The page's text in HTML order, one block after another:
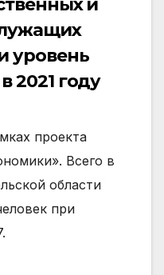
и
уровень
2021 году
проекта
Всего в
области
при